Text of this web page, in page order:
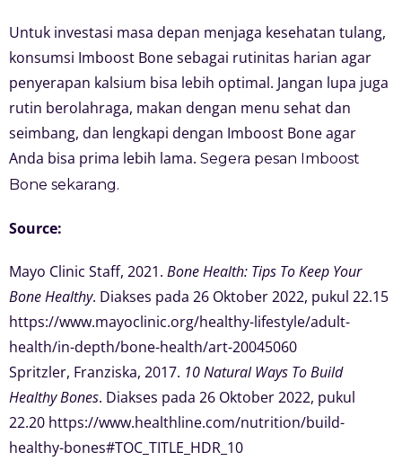
Untuk investasi masa depan menjaga kesehatan tulang,
konsumsi Imboost Bone sebagai rutinitas harian agar
penyerapan kalsium bisa lebih optimal. Jangan lupa juga
rutin berolahraga, makan dengan menu sehat dan
seimbang, dan lengkapi dengan Imboost Bone agar
Anda bisa prima lebih lama. Segera pesan Imboost
Bone sekarang.
Source:
Mayo Clinic Staff, 2021. Bone Health: Tips To Keep Your
Bone Healthy. Diakses pada 26 Oktober 2022, pukul 22.15
https://www.mayoclinic.org/healthy-lifestyle/adult-
health/in-depth/bone-health/art-20045060
Spritzler, Franziska, 2017. 10 Natural Ways To Build
Healthy Bones. Diakses pada 26 Oktober 2022, pukul
22.20 https://www.healthline.com/nutrition/build-
healthy-bones#TOC_TITLE_HDR_10